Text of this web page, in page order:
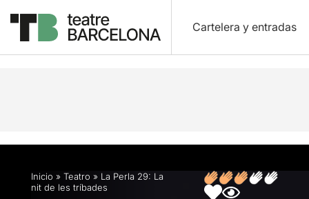
Cartelera y entradas
Descripción Ficha artística Fotos y vídeos
Inicio » Teatro » La Perla 29: La
nit de les tríbades